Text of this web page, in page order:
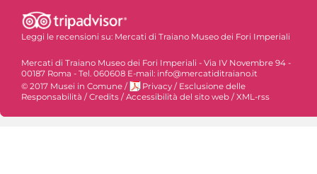
Leggi le recensioni su: Mercati di Traiano Museo dei Fori Imperiali
Mercati di Traiano Museo dei Fori Imperiali - Via IV Novembre 94 -
00187 Roma - Tel. 060608 E-mail: info@mercatiditraiano.it
© 2017 Musei in Comune / Privacy / Esclusione delle
Responsabilità /Credits /Accessibilità del sito web /XML-rss